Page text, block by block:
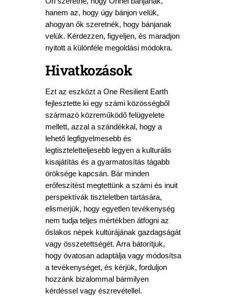
hanem az, hogy úgy bánjon velük,
ahogyan ők szeretnék, hogy bánjanak
velük. Kérdezzen, figyeljen, és maradjon
nyitott a különféle megoldási módokra.
Hivatkozások
Ezt az eszközt a One Resilient Earth
fejlesztette ki egy számi közösségből
származó közreműködő felügyelete
mellett, azzal a szándékkal, hogy a
lehető legfigyelmesebb és
legtiszteletteljesebb legyen a kulturális
kisajátítás és a gyarmatosítás tágabb
öröksége kapcsán. Bár minden
erőfeszítést megtettünk a számi és inuit
perspektívák tiszteletben tartására,
elismerjük, hogy egyetlen tevékenység
nem tudja teljes mértékben átfogni az
őslakos népek kultúrájának gazdagságát
vagy összetettségét. Arra bátorítjuk,
hogy óvatosan adaptálja vagy módosítsa
a tevékenységet, és kérjük, forduljon
hozzánk bizalommal bármilyen
kérdéssel vagy észrevétellel.